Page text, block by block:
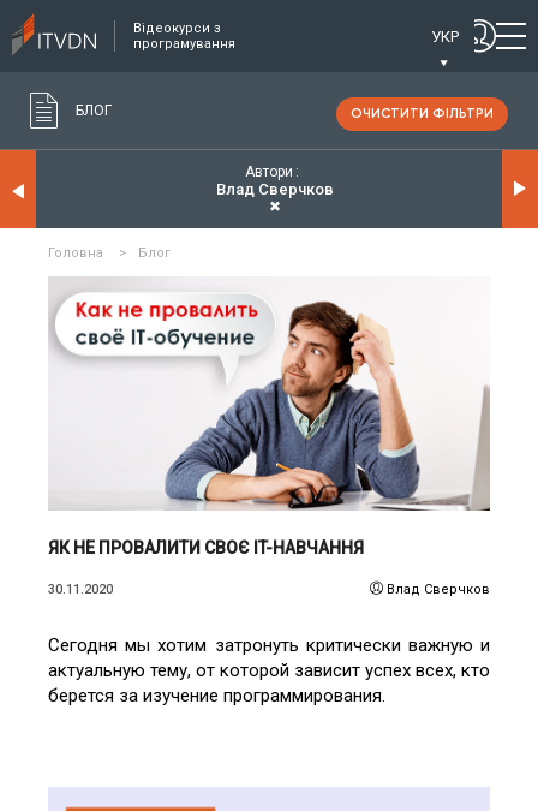
Відеокурси з
програмування
УКР
БЛОГ ОЧИСТИТИ ФІЛЬТРИ
Автори
Влад Сверчков
✖
Головна > Блог
ЧИТАТИ ДЕТАЛЬНІШЕ
ЯК НЕ ПРОВАЛИТИ СВОЄ IT-НАВЧАННЯ
30.11.2020 Влад Сверчков
Сегодня мы хотим затронуть критически важную и
актуальную тему, от которой зависит успех всех, кто
берется за изучение программирования.